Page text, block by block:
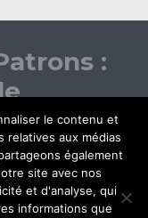
:
le contenu et
aux médias
également
site avec nos
et d'analyse, qui
informations que